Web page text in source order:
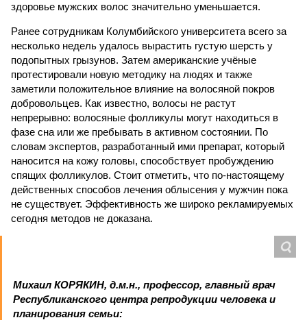
здоровье мужских волос значительно уменьшается.
Ранее сотрудникам Колумбийского университета всего за
несколько недель удалось вырастить густую шерсть у
подопытных грызунов. Затем американские учёные
протестировали новую методику на людях и также
заметили положительное влияние на волосяной покров
добровольцев. Как известно, волосы не растут
непрерывно: волосяные фолликулы могут находиться в
фазе сна или же пребывать в активном состоянии. По
словам экспертов, разработанный ими препарат, который
наносится на кожу головы, способствует пробуждению
спящих фолликулов. Стоит отметить, что по-настоящему
действенных способов лечения облысения у мужчин пока
не существует. Эффективность же широко рекламируемых
сегодня методов не доказана.
Михаил КОРЯКИН, д.м.н., профессор, главный врач
Республиканского центра репродукции человека и
планирования семьи: